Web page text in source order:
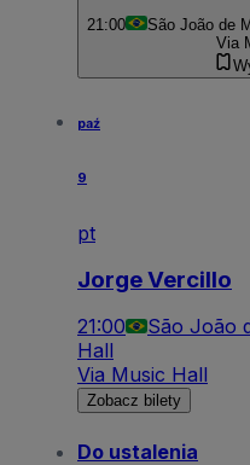
21:00 São João de
Via
paź
9
pt
Jorge Vercillo
21:00 São João
Hall
Via Music Hall
Zobacz bilety
Do ustalenia